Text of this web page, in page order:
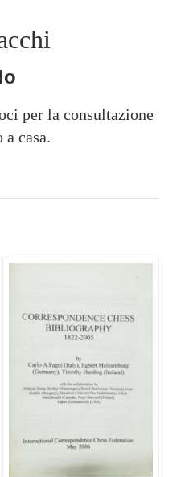
per la consultazione
casa.